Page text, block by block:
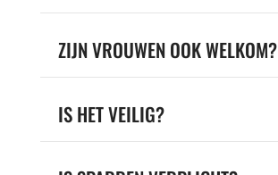
ZIJN VROUWEN OOK WELKOM?
IS HET VEILIG?